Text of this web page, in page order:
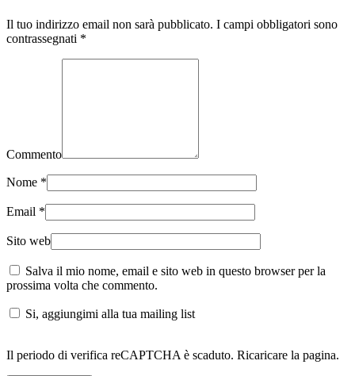
Il tuo indirizzo email non sarà pubblicato. I campi obbligatori sono
contrassegnati *
Commento
Nome *
Email *
Sito web
Salva il mio nome, email e sito web in questo browser per la
prossima volta che commento.
Si, aggiungimi alla tua mailing list
Il periodo di verifica reCAPTCHA è scaduto. Ricaricare la pagina.